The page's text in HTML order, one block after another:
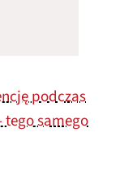
podczas
tego samego